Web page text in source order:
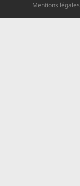
Mentions légales